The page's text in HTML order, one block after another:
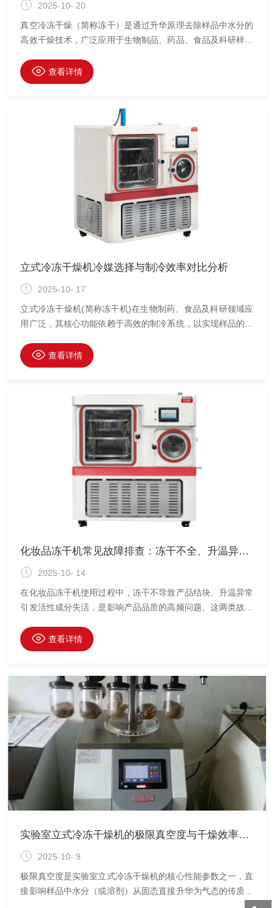
2025-10- 20
真空冷冻干燥（简称冻干）是通过升华原理去除样品中水分的
高效干燥技术，广泛应用于生物制品、药品、食品及科研样品
是决定冻干效率与样品质量的两大核心技术参数，直接关系到
水分升华速率、干燥周期和活性物质的稳定性。
查看详情
立式冷冻干燥机冷媒选择与制冷效率对比分析
2025-10- 17
立式冷冻干燥机(简称冻干机)在生物制药、食品及科研领域应
用广泛，其核心功能依赖于高效的制冷系统，以实现样品的快
燥周期与样品质量，而冷媒作为制冷循环的工质，其性能直接
决定了系统的整体效能。
查看详情
化妆品冻干机常见故障排查：冻干不全、升温异常怎么解决？
2025-10- 14
在化妆品冻干机使用过程中，冻干不导致产品结块、升温异常
引发活性成分失活，是影响产品品质的高频问题。这两类故障
排查可高效解决，避免因停机造成的生产损失。​
查看详情
实验室立式冷冻干燥机的极限真空度与干燥效率关系研究​
2025-10- 9
极限真空度是实验室立式冷冻干燥机的核心性能参数之一，直
接影响样品中水分（或溶剂）从固态直接升华为气态的传质效
率，进而决定整体干燥速度与成品质量。深入探究二者的关